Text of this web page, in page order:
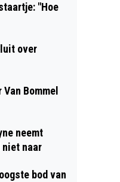
"Hoe
over
Bommel
neemt
niet naar
bod van